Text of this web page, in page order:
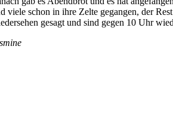
viele schon in ihre Zelte gegangen, der
gesagt und sind gegen 10 Uhr